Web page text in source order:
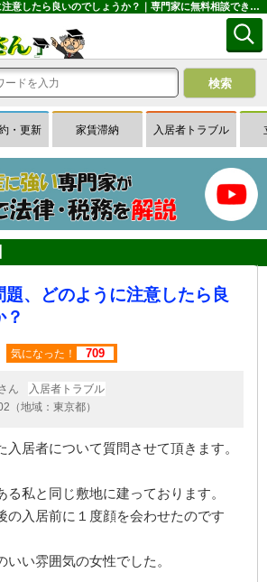
入居者の騒音問題、どのように注意したら良いのでしょうか？｜専門家に無料相談できる賃貸経営Ｑ＆Ａサイトはお悩み大家さん
・更新 家賃滞納 入居者トラブル
題、どのように注意したら良
気になった！ 709
ん
入居者トラブル
（地域：東京都）
入居者について質問させて頂きます。
る私と同じ敷地に建っております。
の入居前に１度顔を会わせたのです
い雰囲気の女性でした。